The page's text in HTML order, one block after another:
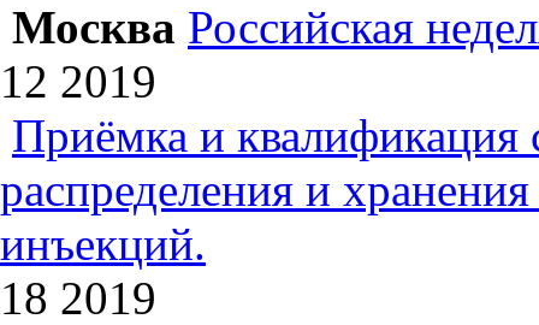
Москва Российская
12 2019
Приёмка и квалификация
распределения и
инъекций.
18 2019